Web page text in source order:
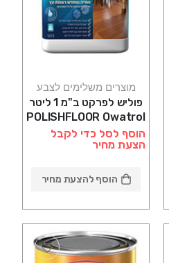
מוצרים משלימים לצבע
פוליש לפרקט ב"מ 1 ליטר
POLISHFLOOR Owatrol
סאן דק
הוסף לסל כדי לקבל
הצעת מחיר
הוסף להצעת מחיר